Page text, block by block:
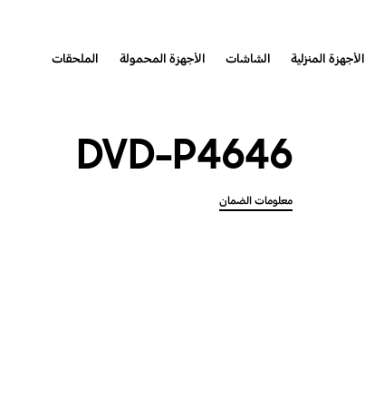
الأجهزة المنزلية الشاشات الأجهزة المحمولة الملحقات
DVD-P4646
معلومات الضمان